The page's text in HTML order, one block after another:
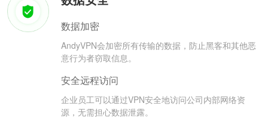
数据加密
AndyVPN会加密所有传输的数据，防止黑客和其他恶
意行为者窃取信息。
安全远程访问
企业员工可以通过VPN安全地访问公司内部网络资
源，无需担心数据泄露。